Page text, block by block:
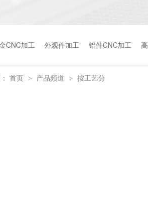
CNC加工 外观件加工 铝件CNC加工
首页 > 产品频道 > 按工艺分